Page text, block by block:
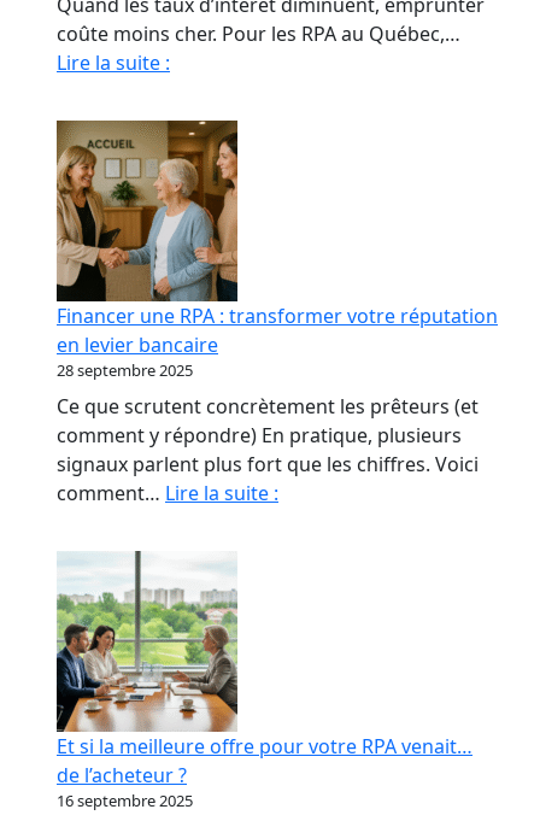
coûte moins cher. Pour les RPA au Québec,…
Lire la suite :
Baisse
Des
Taux
Relance
le
marché
immobilier
des
RPA
Financer une RPA : transformer votre réputation
en levier bancaire
28 septembre 2025
Ce que scrutent concrètement les prêteurs (et
comment y répondre) En pratique, plusieurs
signaux parlent plus fort que les chiffres. Voici
comment… Lire la suite :
bancaire
Et si la meilleure offre pour votre RPA venait…
de l’acheteur ?
16 septembre 2025